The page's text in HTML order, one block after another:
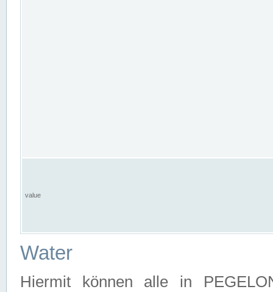
value
Water
Hiermit können alle in